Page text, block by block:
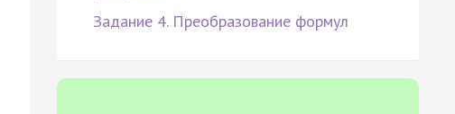
Задание 4. Преобразование формул